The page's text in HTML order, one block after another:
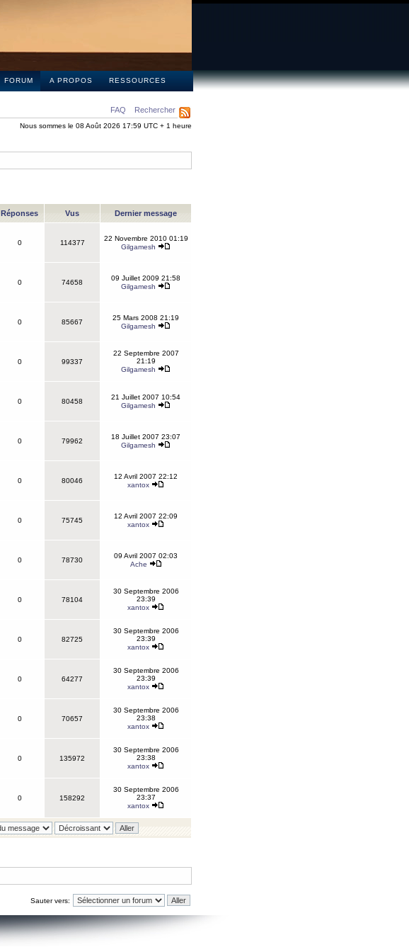
FORUM A PROPOS RESSOURCES
FAQ Rechercher
Nous sommes le 08 Août 2026 17:59 UTC + 1 heure
Réponses Vus Dernier message
0 114377
22 Novembre 2010 01:19
Gilgamesh
0 74658
09 Juillet 2009 21:58
Gilgamesh
0 85667
25 Mars 2008 21:19
Gilgamesh
0 99337
22 Septembre 2007
21:19
Gilgamesh
0 80458
21 Juillet 2007 10:54
Gilgamesh
0 79962
18 Juillet 2007 23:07
Gilgamesh
0 80046
12 Avril 2007 22:12
xantox
0 75745
12 Avril 2007 22:09
xantox
0 78730
09 Avril 2007 02:03
Ache
0 78104
30 Septembre 2006
23:39
xantox
0 82725
30 Septembre 2006
23:39
xantox
0 64277
30 Septembre 2006
23:39
xantox
0 70657
30 Septembre 2006
23:38
xantox
0 135972
30 Septembre 2006
23:38
xantox
0 158292
30 Septembre 2006
23:37
xantox
Sauter vers: